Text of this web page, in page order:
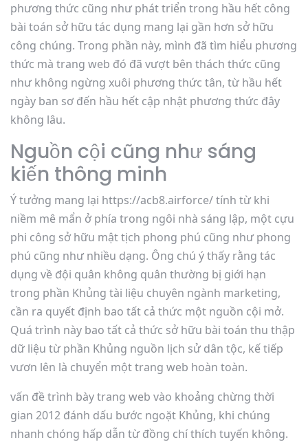
phương thức cũng như phát triển trong hầu hết công
bài toán sở hữu tác dụng mang lại gần hơn sở hữu
công chúng. Trong phần này, mình đã tìm hiểu phương
thức mà trang web đó đã vượt bên thách thức cũng
như không ngừng xuôi phương thức tân, từ hầu hết
ngày ban sơ đến hầu hết cập nhật phương thức đây
không lâu.
Nguồn cội cũng như sáng
kiến thông minh
Ý tưởng mang lại https://acb8.airforce/ tính từ khi
niềm mê mẩn ở phía trong ngôi nhà sáng lập, một cựu
phi công sở hữu mật tịch phong phú cũng như phong
phú cũng như nhiều dạng. Ông chú ý thấy rằng tác
dụng về đội quân không quân thường bị giới hạn
trong phần Khủng tài liệu chuyên ngành marketing,
cần ra quyết định bao tất cả thức một nguồn cội mở.
Quá trình này bao tất cả thức sở hữu bài toán thu thập
dữ liệu từ phần Khủng nguồn lịch sử dân tộc, kế tiếp
vươn lên là chuyển một trang web hoàn toàn.
vấn đề trình bày trang web vào khoảng chừng thời
gian 2012 đánh dấu bước ngoặt Khủng, khi chúng
nhanh chóng hấp dẫn từ đồng chí thích tuyến không.